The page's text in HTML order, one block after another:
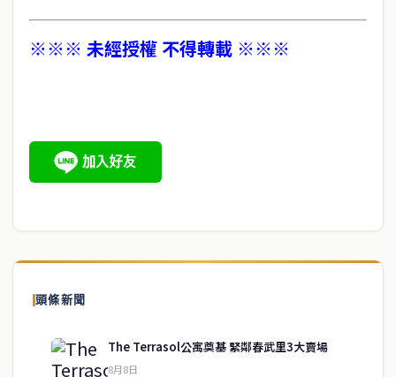
※※※ 未經授權 不得轉載 ※※※
頭條新聞
The Terrasol公寓奠基 緊鄰春武里3大賣場
8月8日